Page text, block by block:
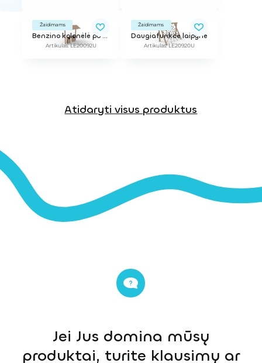
Žaidimams
Benzino kolonėlė po stogeliu
Artikulas: LE20092U
Žaidimams
Daugiafunkcė laipynė
Artikulas: LE20920U
Atidaryti visus produktus
Jei Jus domina mūsų
produktai, turite klausimų ar